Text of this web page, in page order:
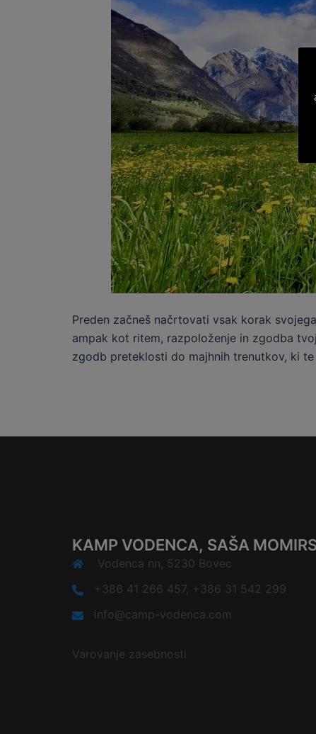
Preden začneš načrtovati vsak korak
ampak kot ritem, razpoloženje in zgodba
zgodb preteklosti do majhnih trenutkov, ki
KAMP VODENCA, SAŠA
Vodenca nn, 5230 Bovec
+386 41 266 457, +386 31 542 299
info@camp-vodenca.com
Varovanje zasebnosti